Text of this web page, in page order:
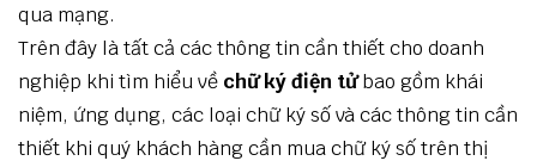
qua mạng.
Trên đây là tất cả các thông tin cần thiết cho doanh
nghiệp khi tìm hiểu về chữ ký điện tửbao gồm khái
niệm, ứng dụng, các loại chữ ký số và các thông tin cần
thiết khi quý khách hàng cần mua chữ ký số trên thị